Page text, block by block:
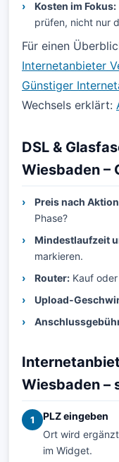
Kosten im Fokus:
prüfen, nicht nur
Für einen
Internetanbieter
Günstiger
Wechsels erklärt:
DSL &
Wiesbaden –
Preis nach
Phase?
Mindestlaufzeit
markieren.
Router: Kauf
Upload-
Wiesbaden –
1
PLZ eingeben
Ort wird
im Widget.